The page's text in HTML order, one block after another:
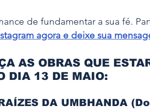
de fundamentar a sua fé.
agora e deixe sua
AS OBRAS QUE
DIA 13 DE MAIO:
DA UMBHANDA